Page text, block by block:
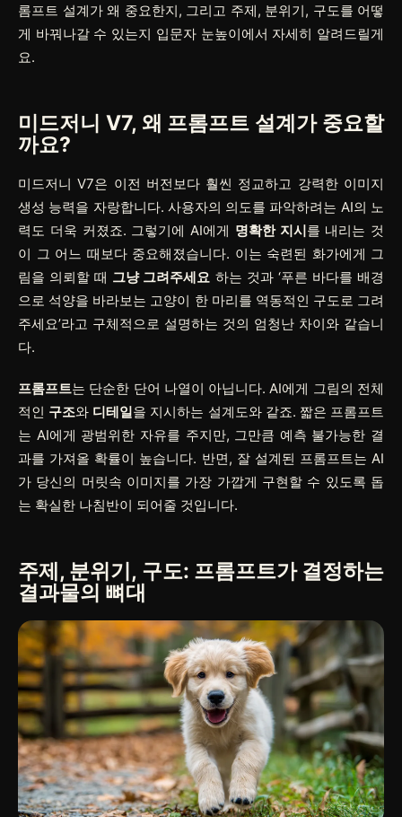
롬프트 설계가 왜 중요한지, 그리고 주제, 분위기, 구도를 어떻
게 바꿔나갈 수 있는지 입문자 눈높이에서 자세히 알려드릴게
요.
미드저니 V7, 왜 프롬프트 설계가 중요할
까요?
미드저니 V7은 이전 버전보다 훨씬 정교하고 강력한 이미지
생성 능력을 자랑합니다. 사용자의 의도를 파악하려는 AI의 노
력도 더욱 커졌죠. 그렇기에 AI에게 명확한 지시를 내리는 것
이 그 어느 때보다 중요해졌습니다. 이는 숙련된 화가에게 그
림을 의뢰할 때 그냥 그려주세요 하는 것과 ‘푸른 바다를 배경
으로 석양을 바라보는 고양이 한 마리를 역동적인 구도로 그려
주세요’라고 구체적으로 설명하는 것의 엄청난 차이와 같습니
다.
프롬프트는 단순한 단어 나열이 아닙니다. AI에게 그림의 전체
적인 구조와 디테일을 지시하는 설계도와 같죠. 짧은 프롬프트
는 AI에게 광범위한 자유를 주지만, 그만큼 예측 불가능한 결
과를 가져올 확률이 높습니다. 반면, 잘 설계된 프롬프트는 AI
가 당신의 머릿속 이미지를 가장 가깝게 구현할 수 있도록 돕
는 확실한 나침반이 되어줄 것입니다.
주제, 분위기, 구도: 프롬프트가 결정하는
결과물의 뼈대